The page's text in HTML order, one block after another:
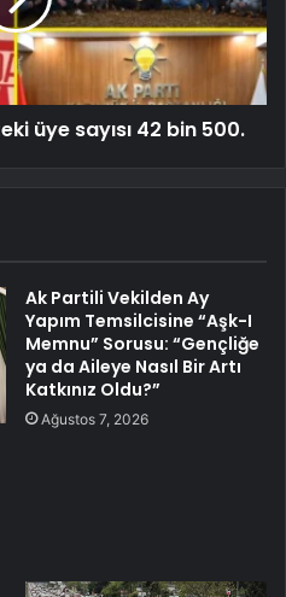
üye sayısı 42 bin 500.
Ak Partili Vekilden Ay
Yapım Temsilcisine “Aşk-I
Memnu” Sorusu: “Gençliğe
ya da Aileye Nasıl Bir Artı
Katkınız Oldu?”
Ağustos 7, 2026